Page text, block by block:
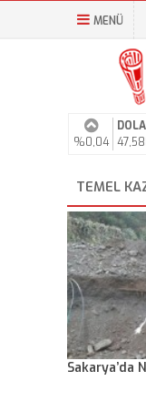
MENÜ
%0,04
TEMEL
Sakarya’da